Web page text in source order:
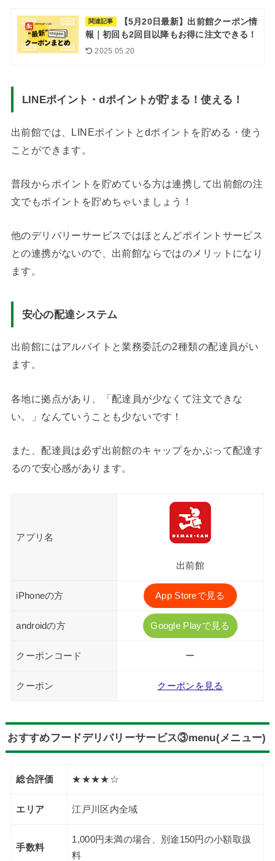
関連記事
【5月20日最新】出前館クーポン情
報｜初回も2回目以降もお得に注文できる！
2025.05.20
LINEポイント・dポイントが貯まる！使える！
出前館では、LINEポイントとdポイントを貯める・使う
ことができます。
普段からポイントを貯めている方は連携して出前館の注
文でもポイントを貯めちゃいましょう！
他のデリバリーサービスではほとんどポイントサービス
との連携がないので、出前館ならではのメリットになり
ます。
安心の配達システム
出前館にはアルバイトと業務委託の2種類の配達員がい
ます。
各地に拠点があり、「配達員が少なくて注文できな
い。」なんていうことも少ないです！
また、配達員は必ず出前館のキャップをかぶって配達す
るので安心感があります。
アプリ名
出前館
iPhoneの方 App Storeで見る
androidの方 Google Playで見る
クーポンコード ー
クーポン クーポンを見る
おすすめフードデリバリーサービス③menu(メニュー)
総合評価 ★★★★☆
エリア 江戸川区内全域
手数料
1,000円未満の場合、別途150円の小額取扱
料